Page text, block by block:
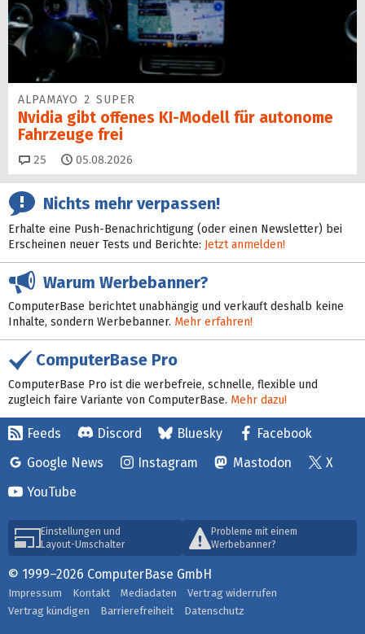
ALPAMAYO 2 SUPER
Nvidia gibt offenes KI-Modell für autonome
Fahrzeuge frei
25 Kommentare
05.08.2026
Nichts mehr verpassen!
Erhalte eine Push-Benachrichtigung (oder einen Newsletter) bei
Erscheinen neuer Tests und Berichte: Jetzt anmelden!
Warum Werbebanner?
ComputerBase berichtet unabhängig und verkauft deshalb keine
Inhalte, sondern Werbebanner. Mehr erfahren!
ComputerBase Pro
ComputerBase Pro ist die werbefreie, schnelle, flexible und
zugleich faire Variante von ComputerBase. Mehr dazu!
Feeds Discord Bluesky
Facebook
Google News
Instagram Mastodon
X
YouTube
Einstellungen und
Layout-Umschalter
Probleme mit einem
Werbebanner?
© 1999–2026 ComputerBase GmbH
Impressum Kontakt Mediadaten
Vertrag widerrufen
Vertrag kündigen
Barrierefreiheit Datenschutz